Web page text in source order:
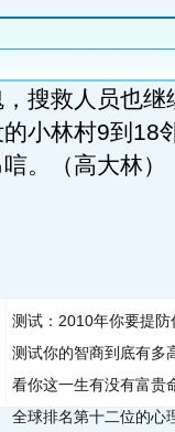
搜救人员也
小林村9到18
。（高大林）
测试：2010年你要提防
测试你的智商到底有多
看你这一生有没有富贵
全球排名第十二位的心